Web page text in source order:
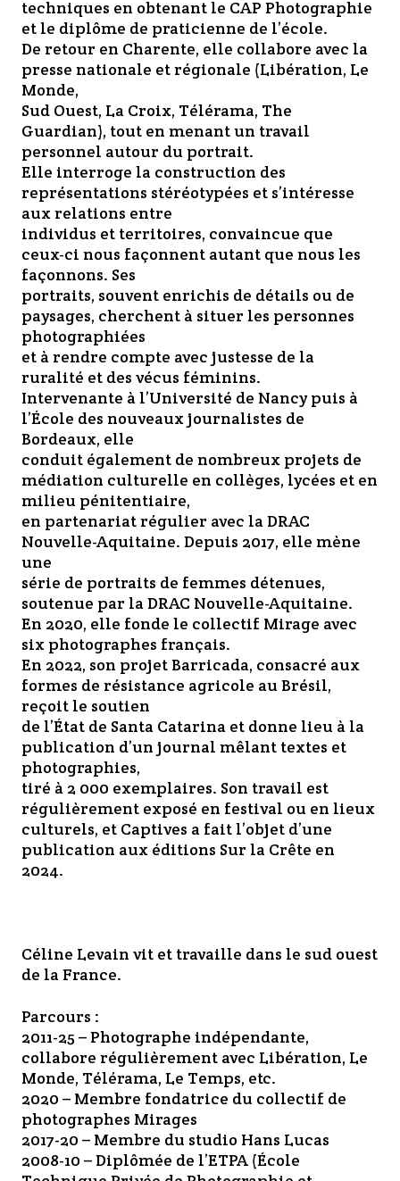
techniques en obtenant le CAP Photographie
et le diplôme de praticienne de l’école.
De retour en Charente, elle collabore avec la
presse nationale et régionale (Libération, Le
Monde,
Sud Ouest, La Croix, Télérama, The
Guardian), tout en menant un travail
personnel autour du portrait.
Elle interroge la construction des
représentations stéréotypées et s’intéresse
aux relations entre
individus et territoires, convaincue que
ceux-ci nous façonnent autant que nous les
façonnons. Ses
portraits, souvent enrichis de détails ou de
paysages, cherchent à situer les personnes
photographiées
et à rendre compte avec justesse de la
ruralité et des vécus féminins.
Intervenante à l’Université de Nancy puis à
l’École des nouveaux journalistes de
Bordeaux, elle
conduit également de nombreux projets de
médiation culturelle en collèges, lycées et en
milieu pénitentiaire,
en partenariat régulier avec la DRAC
Nouvelle-Aquitaine. Depuis 2017, elle mène
une
série de portraits de femmes détenues,
soutenue par la DRAC Nouvelle-Aquitaine.
En 2020, elle fonde le collectif Mirage avec
six photographes français.
En 2022, son projet Barricada, consacré aux
formes de résistance agricole au Brésil,
reçoit le soutien
de l’État de Santa Catarina et donne lieu à la
publication d’un journal mêlant textes et
photographies,
tiré à 2 000 exemplaires. Son travail est
régulièrement exposé en festival ou en lieux
culturels, et Captives a fait l’objet d’une
publication aux éditions Sur la Crête en
2024.
Céline Levain vit et travaille dans le sud ouest
de la France.
Parcours :
2011-25 – Photographe indépendante,
collabore régulièrement avec Libération, Le
Monde, Télérama, Le Temps, etc.
2020 – Membre fondatrice du collectif de
photographes Mirages
2017-20 – Membre du studio Hans Lucas
2008-10 – Diplômée de l’ETPA (École